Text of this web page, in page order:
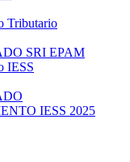
Tributario
SRI EPAM
IESS
IESS 2025